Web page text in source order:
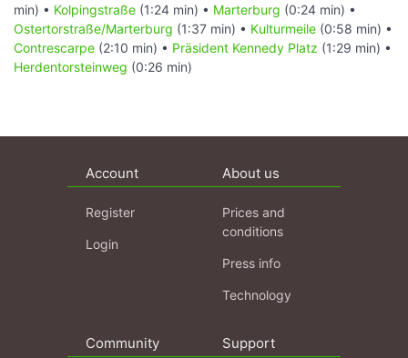
min) • Kolpingstraße (1:24 min) • Marterburg (0:24 min) •
Ostertorstraße/Marterburg (1:37 min) • Kulturmeile (0:58 min) •
Contrescarpe (2:10 min) • Präsident Kennedy Platz (1:29 min) •
Herdentorsteinweg (0:26 min)
Account
Register
Login
About us
Prices and
conditions
Press info
Technology
Community Support